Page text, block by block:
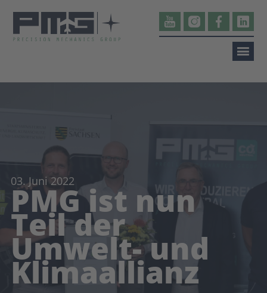
03. Juni 2022
PMG ist nun
Teil der
Umwelt- und
Klimaallianz